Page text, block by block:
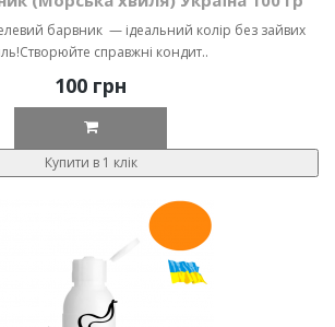
барвник — ідеальний колір без зайвих
справжні кондит..
100 грн
Купити в 1 клік